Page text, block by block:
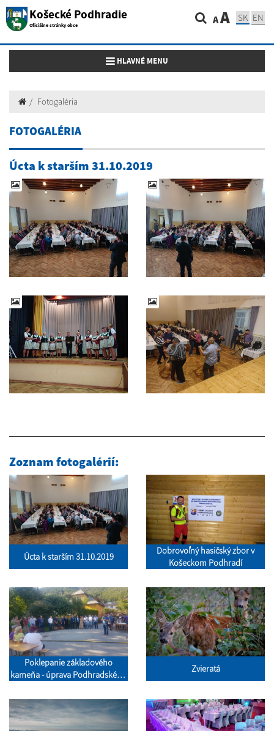
Košecké Podhradie
Oficiálne stránky obce AA SK EN
Toggle navigation
HLAVNÉ MENU
Fotogaléria
FOTOGALÉRIA
Úcta k starším 31.10.2019
Zoznam fotogalérií:
Úcta k starším 31.10.2019
Dobrovoľný hasičský zbor v
Košeckom Podhradí
Poklepanie základového
kameňa - úprava Podhradského
Zvieratá